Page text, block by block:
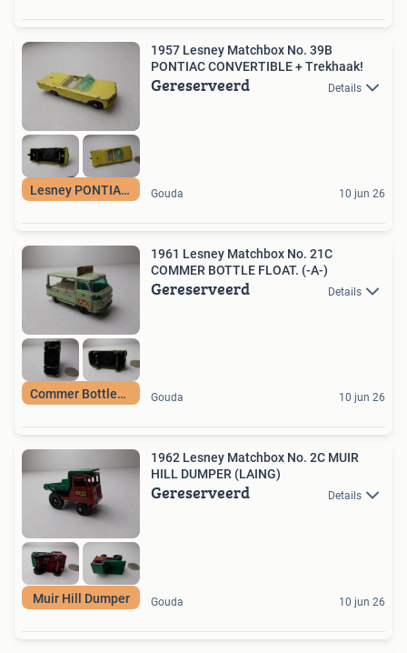
Lesney PONTIAC1957
1957 Lesney Matchbox No. 39B
PONTIAC CONVERTIBLE + Trekhaak!
Gereserveerd Details
Gouda 10 jun 26
Commer BottleFloat
1961 Lesney Matchbox No. 21C
COMMER BOTTLE FLOAT. (-A-)
Gereserveerd Details
Gouda 10 jun 26
Muir Hill Dumper
1962 Lesney Matchbox No. 2C MUIR
HILL DUMPER (LAING)
Gereserveerd Details
Gouda 10 jun 26